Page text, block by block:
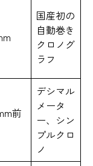
国産初の
自動巻き
クロノグ
ラフ
前
デシマル
メータ
ー、シン
プルクロ
ノ